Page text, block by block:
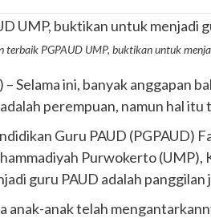
terbaik PGPAUD UMP, buktikan untuk
Selama ini, banyak anggapan
perempuan, namun hal
Guru PAUD (PGPAUD)
Purwokerto (UMP),
guru PAUD adalah panggilan
anak-anak telah